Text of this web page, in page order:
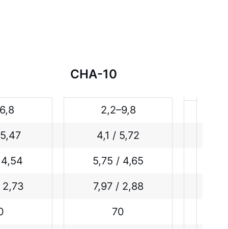
CHA-10
2,2–9,8
4,1 / 5,72
5,75 / 4,65
7,97 / 2,88
70